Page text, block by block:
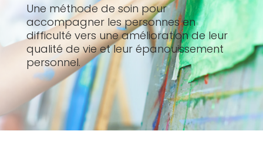
Une méthode de soin pour
accompagner les personnes en
difficulté vers une amélioration de leur
qualité de vie et leur épanouissement
personnel.